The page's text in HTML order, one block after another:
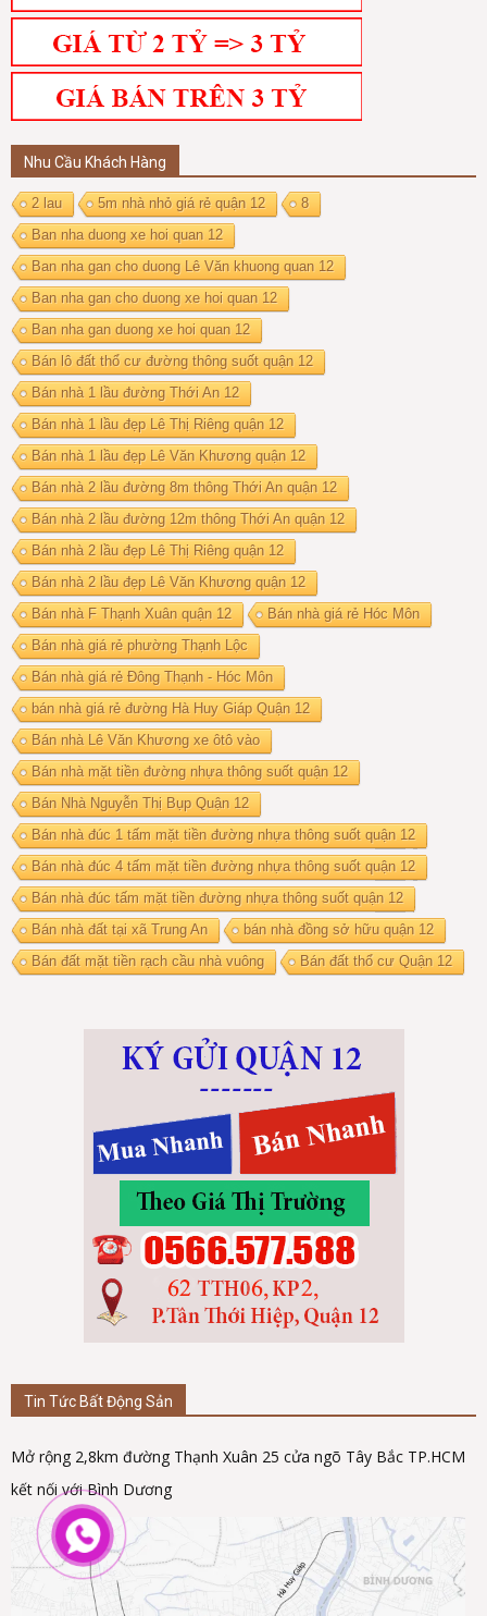
Nhu Cầu Khách Hàng
2 lau 5m nhà nhỏ giá rẻ quận 12
8
Ban nha duong xe hoi quan 12
Ban nha gan cho duong Lê Văn khuong quan 12
Ban nha gan cho duong xe hoi quan 12
Ban nha gan duong xe hoi quan 12
Bán lô đất thổ cư đường thông suốt quận 12
Bán nhà 1 lầu đường Thới An 12
Bán nhà 1 lầu đẹp Lê Thị Riêng quận 12
Bán nhà 1 lầu đẹp Lê Văn Khương quận 12
Bán nhà 2 lầu đường 8m thông Thới An quận 12
Bán nhà 2 lầu đường 12m thông Thới An quận 12
Bán nhà 2 lầu đẹp Lê Thị Riêng quận 12
Bán nhà 2 lầu đẹp Lê Văn Khương quận 12
Bán nhà F Thạnh Xuân quận 12
Bán nhà giá rẻ Hóc Môn
Bán nhà giá rẻ phường Thạnh Lộc
Bán nhà giá rẻ Đông Thạnh - Hóc Môn
bán nhà giá rẻ đường Hà Huy Giáp Quận 12
Bán nhà Lê Văn Khương xe ôtô vào
Bán nhà mặt tiền đường nhựa thông suốt quận 12
Bán Nhà Nguyễn Thị Bụp Quận 12
Bán nhà đúc 1 tấm mặt tiền đường nhựa thông suốt quận 12
Bán nhà đúc 4 tấm mặt tiền đường nhựa thông suốt quận 12
Bán nhà đúc tấm mặt tiền đường nhựa thông suốt quận 12
Bán nhà đất tại xã Trung An
bán nhà đồng sở hữu quận 12
Bán đất mặt tiền rạch cầu nhà vuông
Bán đất thổ cư Quận 12
Tin Tức Bất Động Sản
Mở rộng 2,8km đường Thạnh Xuân 25 cửa ngõ Tây Bắc TP.HCM
kết nối với Bình Dương